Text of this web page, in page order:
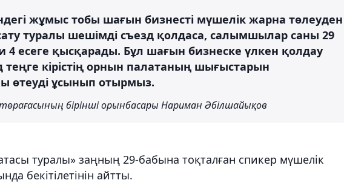
жұмыс тобы шағын бизнесті мүшелік жарна төлеуден
туралы шешімді съезд қолдаса, салымшылар саны 29
есеге қысқарады. Бұл шағын бизнеске үлкен қолдау
кірістің орнын палатаның шығыстарын
өтеуді ұсынып отырмыз.
бірінші орынбасары Нариман Әбілшайықов
туралы» заңның 29-бабына тоқталған спикер мүшелік
бекітілетінін айтты.